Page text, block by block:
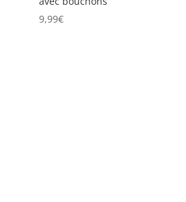
9,99€